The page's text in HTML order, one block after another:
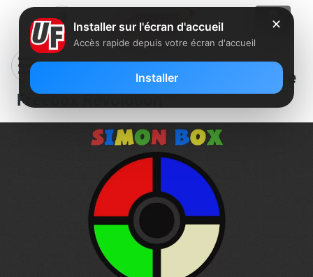
Testez votre mémoire sur votre
Freebox Révolution
✕
Installer sur l'écran d'accueil
Accès rapide depuis votre écran d'accueil
Installer